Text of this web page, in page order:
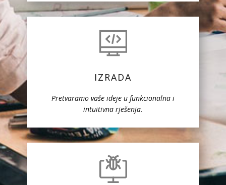
IZRADA
Pretvaramo vaše ideje u funkcionalna i
intuitivna rješenja.